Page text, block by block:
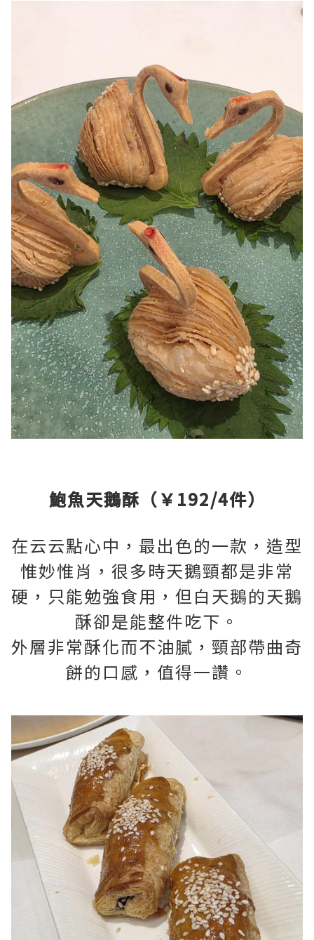
鮑魚天鵝酥（￥192/4件）
在云云點心中，最出色的一款，造型
惟妙惟肖，很多時天鵝頸都是非常
硬，只能勉強食用，但白天鵝的天鵝
酥卻是能整件吃下。
外層非常酥化而不油膩，頸部帶曲奇
餅的口感，值得一讚。